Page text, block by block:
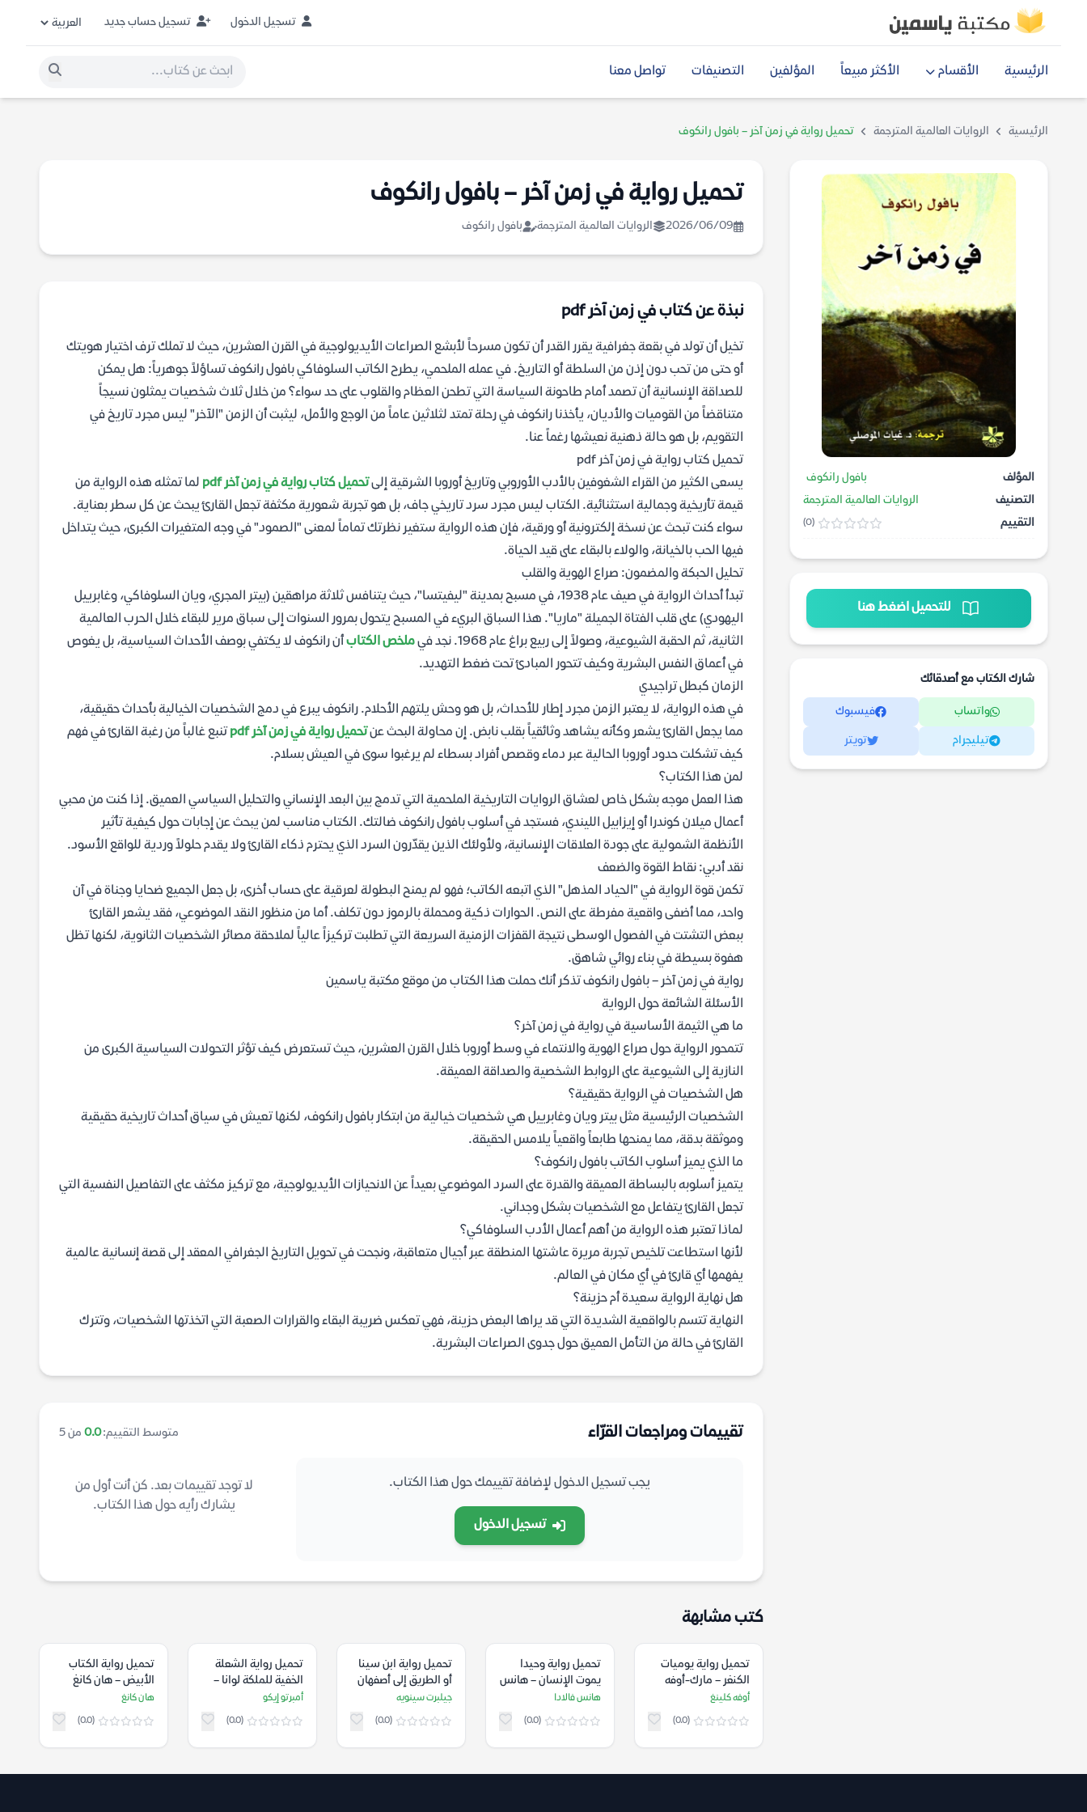
تسجيل الدخول تسجيل حساب جديد
الرئيسية الأقسام الأكثر مبيعاً المؤلفين التصنيفات تواصل معنا
الرئيسية الروايات العالمية المترجمة تحميل رواية في زمن آخر – بافول رانكوف
المؤلف
بافول رانكوف
التصنيف
الروايات العالمية المترجمة
التقييم
(0)
للتحميل اضغط هنا
شارك الكتاب مع أصدقائك
واتساب فيسبوك
تيليجرام تويتر
تحميل رواية في زمن آخر – بافول رانكوف
2026/06/09 الروايات العالمية المترجمة بافول رانكوف
نبذة عن كتاب في زمن آخر pdf
تخيل أن تولد في بقعة جغرافية يقرر القدر أن تكون مسرحاً لأبشع الصراعات الأيديولوجية في القرن العشرين، حيث لا تملك ترف اختيار هويتك
أو حتى من تحب دون إذن من السلطة أو التاريخ. في عمله الملحمي، يطرح الكاتب السلوفاكي بافول رانكوف تساؤلاً جوهرياً: هل يمكن
للصداقة الإنسانية أن تصمد أمام طاحونة السياسة التي تطحن العظام والقلوب على حد سواء؟ من خلال ثلاث شخصيات يمثلون نسيجاً
متناقضاً من القوميات والأديان، يأخذنا رانكوف في رحلة تمتد لثلاثين عاماً من الوجع والأمل، ليثبت أن الزمن "الآخر" ليس مجرد تاريخ في
التقويم، بل هو حالة ذهنية نعيشها رغماً عنا.
تحميل كتاب رواية في زمن آخر pdf
يسعى الكثير من القراء الشغوفين بالأدب الأوروبي وتاريخ أوروبا الشرقية إلىتحميل كتاب رواية في زمن آخر pdf
لما تمثله هذه الرواية من
قيمة تأريخية وجمالية استثنائية. الكتاب ليس مجرد سرد تاريخي جاف، بل هو تجربة شعورية مكثفة تجعل القارئ يبحث عن كل سطر بعناية.
سواء كنت تبحث عن نسخة إلكترونية أو ورقية، فإن هذه الرواية ستغير نظرتك تماماً لمعنى "الصمود" في وجه المتغيرات الكبرى، حيث يتداخل
فيها الحب بالخيانة، والولاء بالبقاء على قيد الحياة.
تحليل الحبكة والمضمون: صراع الهوية والقلب
تبدأ أحداث الرواية في صيف عام 1938، في مسبح بمدينة "ليفيتسا"، حيث يتنافس ثلاثة مراهقين (بيتر المجري، ويان السلوفاكي، وغابرييل
اليهودي) على قلب الفتاة الجميلة "ماريا". هذا السباق البريء في المسبح يتحول بمرور السنوات إلى سباق مرير للبقاء خلال الحرب العالمية
الثانية، ثم الحقبة الشيوعية، وصولاً إلى ربيع براغ عام 1968. نجد في
ملخص الكتابأن رانكوف لا يكتفي بوصف الأحداث السياسية، بل يغوص
في أعماق النفس البشرية وكيف تتحور المبادئ تحت ضغط التهديد.
الزمان كبطل تراجيدي
في هذه الرواية، لا يعتبر الزمن مجرد إطار للأحداث، بل هو وحش يلتهم الأحلام. رانكوف يبرع في دمج الشخصيات الخيالية بأحداث حقيقية،
مما يجعل القارئ يشعر وكأنه يشاهد وثائقياً بقلب نابض. إن محاولة البحث عنتحميل رواية في زمن آخر pdf
تنبع غالباً من رغبة القارئ في فهم
كيف تشكلت حدود أوروبا الحالية عبر دماء وقصص أفراد بسطاء لم يرغبوا سوى في العيش بسلام.
لمن هذا الكتاب؟
هذا العمل موجه بشكل خاص لعشاق الروايات التاريخية الملحمية التي تدمج بين البعد الإنساني والتحليل السياسي العميق. إذا كنت من محبي
أعمال ميلان كوندرا أو إيزابيل الليندي، فستجد في أسلوب بافول رانكوف ضالتك. الكتاب مناسب لمن يبحث عن إجابات حول كيفية تأثير
الأنظمة الشمولية على جودة العلاقات الإنسانية، ولأولئك الذين يقدّرون السرد الذي يحترم ذكاء القارئ ولا يقدم حلولاً وردية للواقع الأسود.
نقد أدبي: نقاط القوة والضعف
تكمن قوة الرواية في "الحياد المذهل" الذي اتبعه الكاتب؛ فهو لم يمنح البطولة لعرقية على حساب أخرى، بل جعل الجميع ضحايا وجناة في آن
واحد، مما أضفى واقعية مفرطة على النص. الحوارات ذكية ومحملة بالرموز دون تكلف. أما من منظور النقد الموضوعي، فقد يشعر القارئ
ببعض التشتت في الفصول الوسطى نتيجة القفزات الزمنية السريعة التي تطلبت تركيزاً عالياً لملاحقة مصائر الشخصيات الثانوية، لكنها تظل
هفوة بسيطة في بناء روائي شاهق.
رواية في زمن آخر – بافول رانكوف تذكر أنك حملت هذا الكتاب من موقع مكتبة ياسمين
الأسئلة الشائعة حول الرواية
ما هي الثيمة الأساسية في رواية في زمن آخر؟
تتمحور الرواية حول صراع الهوية والانتماء في وسط أوروبا خلال القرن العشرين، حيث تستعرض كيف تؤثر التحولات السياسية الكبرى من
النازية إلى الشيوعية على الروابط الشخصية والصداقة العميقة.
هل الشخصيات في الرواية حقيقية؟
الشخصيات الرئيسية مثل بيتر ويان وغابرييل هي شخصيات خيالية من ابتكار بافول رانكوف، لكنها تعيش في سياق أحداث تاريخية حقيقية
وموثقة بدقة، مما يمنحها طابعاً واقعياً يلامس الحقيقة.
ما الذي يميز أسلوب الكاتب بافول رانكوف؟
يتميز أسلوبه بالبساطة العميقة والقدرة على السرد الموضوعي بعيداً عن الانحيازات الأيديولوجية، مع تركيز مكثف على التفاصيل النفسية التي
تجعل القارئ يتفاعل مع الشخصيات بشكل وجداني.
لماذا تعتبر هذه الرواية من أهم أعمال الأدب السلوفاكي؟
لأنها استطاعت تلخيص تجربة مريرة عاشتها المنطقة عبر أجيال متعاقبة، ونجحت في تحويل التاريخ الجغرافي المعقد إلى قصة إنسانية عالمية
يفهمها أي قارئ في أي مكان في العالم.
هل نهاية الرواية سعيدة أم حزينة؟
النهاية تتسم بالواقعية الشديدة التي قد يراها البعض حزينة، فهي تعكس ضريبة البقاء والقرارات الصعبة التي اتخذتها الشخصيات، وتترك
القارئ في حالة من التأمل العميق حول جدوى الصراعات البشرية.
تقييمات ومراجعات القرّاء متوسط التقييم:0.0 من 5
يجب تسجيل الدخول لإضافة تقييمك حول هذا الكتاب.
تسجيل الدخول
لا توجد تقييمات بعد. كن أنت أول من
يشارك رأيه حول هذا الكتاب.
كتب مشابهة
تحميل رواية يوميات
الكنغر – مارك-أوفه
كلينغ
أوفه كلينغ
(0.0)
تحميل رواية وحيدا
يموت الإنسان – هانس
فالادا
هانس فالادا
(0.0)
تحميل رواية ابن سينا
أو الطريق إلى أصفهان
– جيلبرت سينويه
جيلبرت سينويه
(0.0)
تحميل رواية الشعلة
الخفية للملكة لوانا –
أمبرتو إيكو
أمبرتو إيكو
(0.0)
تحميل رواية الكتاب
الأبيض – هان كانغ
هان كانغ
(0.0)